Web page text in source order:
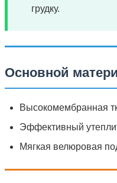
грудку.
Основной
Высокомембранная
Эффективный
Мягкая велюровая